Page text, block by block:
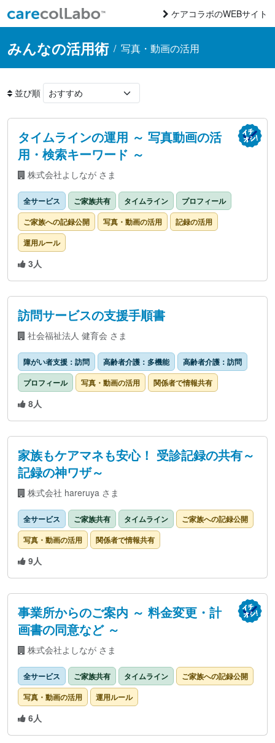
コンテンツへスキップ
Main Navigation ケアコラボのWEBサイト
みんなの活用術 / 写真・動画の活用
並び順
タイムラインの運用 ～ 写真動画の活
用・検索キーワード ～
株式会社よしなが さま
全サービス ご家族共有 タイムライン
プロフィール
ご家族への記録公開
写真・動画の活用
記録の活用
運用ルール
3人
訪問サービスの支援手順書
社会福祉法人 健育会 さま
障がい者支援：訪問 高齢者介護：多機能
高齢者介護：訪問
プロフィール
写真・動画の活用 関係者で情報共有
8人
家族もケアマネも安心！ 受診記録の共有～
記録の神ワザ～
株式会社 hareruya さま
全サービス ご家族共有 タイムライン
ご家族への記録公開
写真・動画の活用
関係者で情報共有
9人
事業所からのご案内 ～ 料金変更・計
画書の同意など ～
株式会社よしなが さま
全サービス ご家族共有 タイムライン
ご家族への記録公開
写真・動画の活用
運用ルール
6人